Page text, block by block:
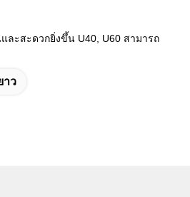
ะสะดวกยิ่งขึ้น U40, U60 สามารถ
าว